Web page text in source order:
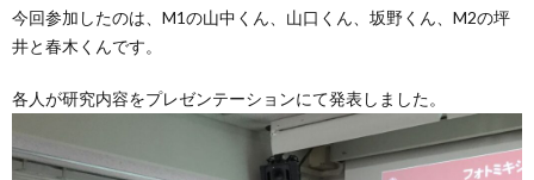
ス
今回参加したのは、M1の山中くん、山口くん、坂野くん、M2の坪
井と春木くんです。
各人が研究内容をプレゼンテーションにて発表しました。